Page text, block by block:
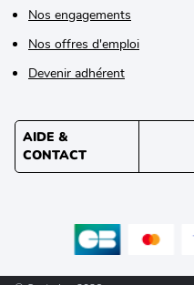
Nos engagements
Nos offres d'emploi
Devenir adhérent
AIDE &
CONTACT